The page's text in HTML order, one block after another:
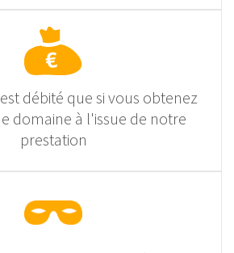
débité que si vous obtenez
domaine à l'issue de notre
prestation